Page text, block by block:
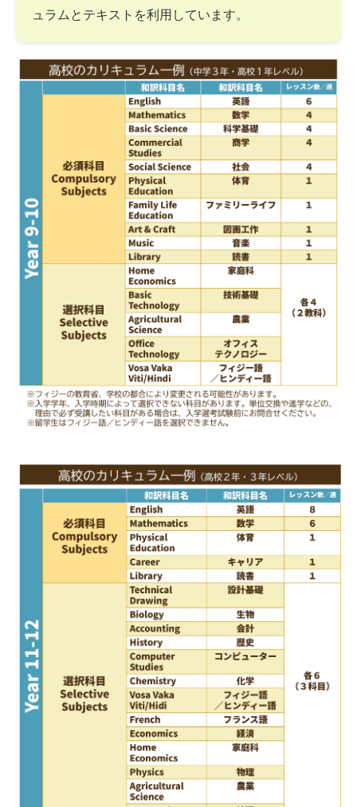
ュラムとテキストを利用しています。